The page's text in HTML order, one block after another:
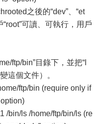
之後的“dev”、“et
“root”可讀、可執行，用戶
bin”目錄下，並把“l
這個文件）。
ftp/bin (require only if
ls /home/ftp/bin/ls (re